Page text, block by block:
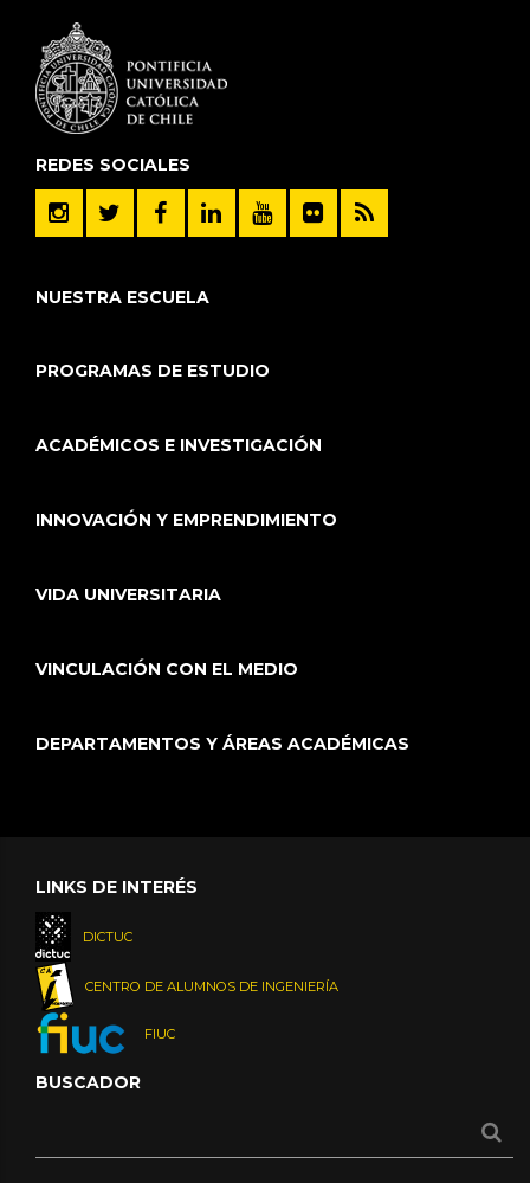
REDES SOCIALES
NUESTRA ESCUELA
PROGRAMAS DE ESTUDIO
ACADÉMICOS E INVESTIGACIÓN
INNOVACIÓN Y EMPRENDIMIENTO
VIDA UNIVERSITARIA
VINCULACIÓN CON EL MEDIO
DEPARTAMENTOS Y ÁREAS ACADÉMICAS
LINKS DE INTERÉS
DICTUC
CENTRO DE ALUMNOS DE INGENIERÍA
FIUC
BUSCADOR